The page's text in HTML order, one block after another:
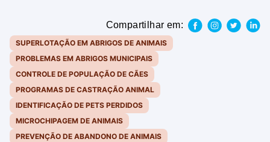
Compartilhar em:
SUPERLOTAÇÃO EM ABRIGOS DE ANIMAIS
PROBLEMAS EM ABRIGOS MUNICIPAIS
CONTROLE DE POPULAÇÃO DE CÃES
PROGRAMAS DE CASTRAÇÃO ANIMAL
IDENTIFICAÇÃO DE PETS PERDIDOS
MICROCHIPAGEM DE ANIMAIS
PREVENÇÃO DE ABANDONO DE ANIMAIS